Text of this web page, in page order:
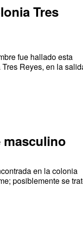
Tres
fue hallado esta
Reyes, en la
masculino
en la colonia
posiblemente se